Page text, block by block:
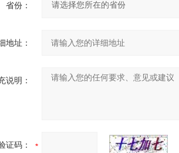
省份：
地址：
说明：
证码：